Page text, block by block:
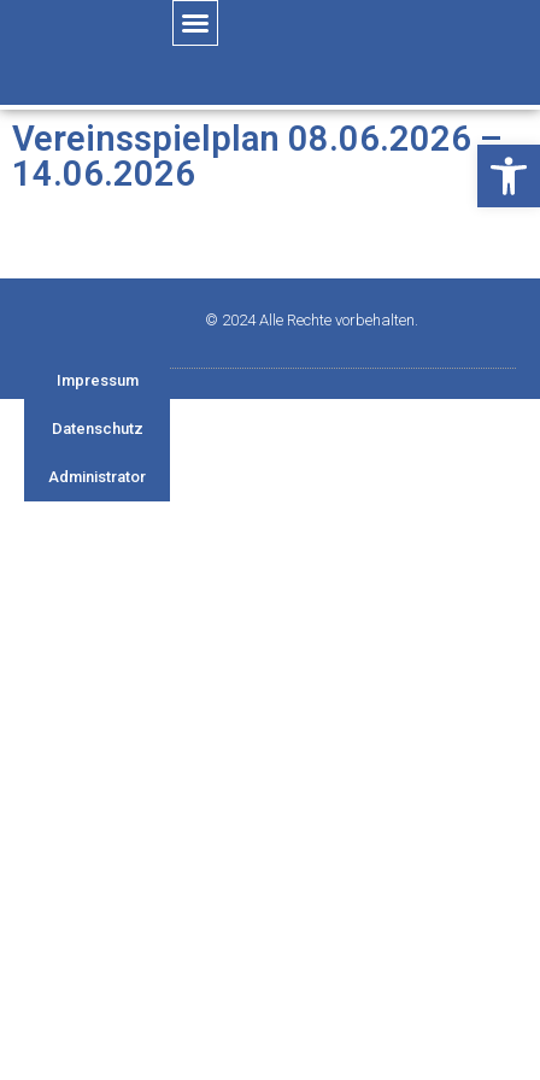
Vereinsspielplan 08.06.2026 –
14.06.2026
Impressum
Datenschutz
Administrator
© 2024 Alle Rechte vorbehalten.